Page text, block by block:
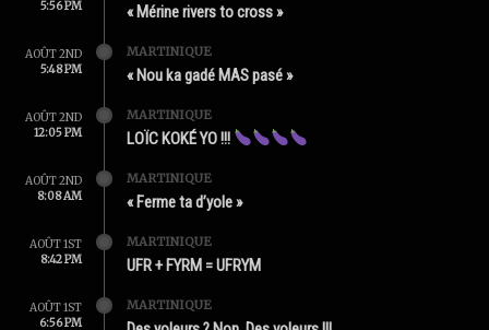
5:56 PM
« Mérine rivers to cross »
AOÛT 2ND
5:48 PM
MARTINIQUE
« Nou ka gadé MAS pasé »
AOÛT 2ND
12:05 PM
MARTINIQUE
LOÏC KOKÉ YO !!!
AOÛT 2ND
8:08 AM
MARTINIQUE
« Ferme ta d’yole »
AOÛT 1ST
8:42 PM
MARTINIQUE
UFR + FYRM = UFRYM
AOÛT 1ST
6:56 PM
MARTINIQUE